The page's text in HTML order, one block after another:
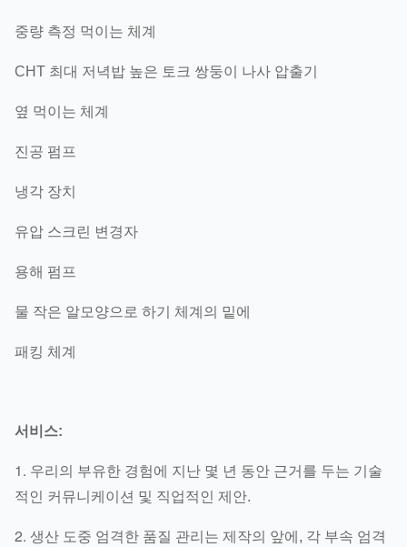
중량 측정 먹이는 체계
CHT 최대 저녁밥 높은 토크 쌍둥이 나사 압출기
옆 먹이는 체계
진공 펌프
냉각 장치
유압 스크린 변경자
용해 펌프
물 작은 알모양으로 하기 체계의 밑에
패킹 체계
서비스:
1. 우리의 부유한 경험에 지난 몇 년 동안 근거를 두는 기술
적인 커뮤니케이션 및 직업적인 제안.
2. 생산 도중 엄격한 품질 관리는 제작의 앞에, 각 부속 엄격